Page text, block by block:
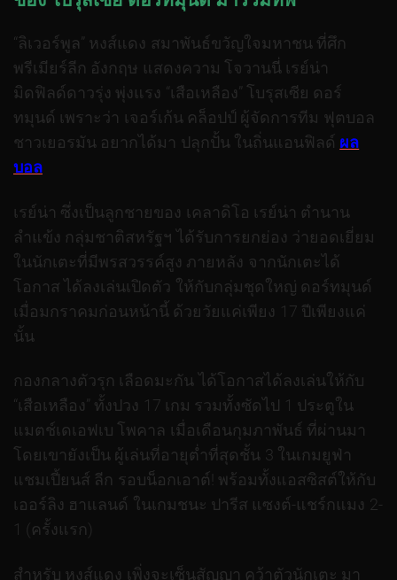
“ลิเวอร์พูล” หงส์แดง สมาพันธ์ขวัญใจมหาชน ที่ศึก
พรีเมียร์ลีก อังกฤษ แสดงความ โจวานนี่ เรย์น่า
มิดฟิลด์ดาวรุ่ง พุ่งแรง “เสือเหลือง” โบรุสเซีย ดอร์
ทมุนด์ เพราะว่า เจอร์เก้น คล็อปป์ ผู้จัดการทีม ฟุตบอล
ชาวเยอรมัน อยากได้มา ปลุกปั้น ในถิ่นแอนฟิลด์ ผล
บอล
เรย์น่า ซึ่งเป็นลูกชายของ เคลาดิโอ เรย์น่า ตำนาน
ลำแข้ง กลุ่มชาติสหรัฐฯ ได้รับการยกย่อง ว่ายอดเยี่ยม
ในนักเตะที่มีพรสวรรค์สูง ภายหลัง จากนักเตะได้
โอกาส ได้ลงเล่นเปิดตัว ให้กับกลุ่มชุดใหญ่ ดอร์ทมุนด์
เมื่อมกราคมก่อนหน้านี้ ด้วยวัยแค่เพียง 17 ปีเพียงแค่
นั้น
กองกลางตัวรุก เลือดมะกัน ได้โอกาสได้ลงเล่นให้กับ
“เสือเหลือง” ทั้งปวง 17 เกม รวมทั้งซัดไป 1 ประตูใน
แมตช์เดเอฟเบ โพคาล เมื่อเดือนกุมภาพันธ์ ที่ผ่านมา
โดยเขายังเป็น ผู้เล่นที่อายุต่ำที่สุดชั้น 3 ในเกมยูฟ่า
แชมเปี้ยนส์ ลีก รอบน็อกเอาต์! พร้อมทั้งแอสซิสต์ให้กับ
เออร์ลิง ฮาแลนด์ ในเกมชนะ ปารีส แซงต์-แชร์กแมง 2-
1 (ครั้งแรก)
สำหรับ หงส์แดง เพิ่งจะเซ็นสัญญา คว้าตัวนักเตะ มา